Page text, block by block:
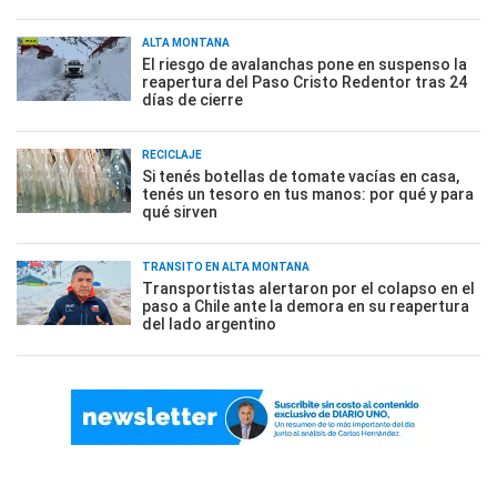
ALTA MONTAÑA
El riesgo de avalanchas pone en suspenso la
reapertura del Paso Cristo Redentor tras 24
días de cierre
RECICLAJE
Si tenés botellas de tomate vacías en casa,
tenés un tesoro en tus manos: por qué y para
qué sirven
TRÁNSITO EN ALTA MONTAÑA
Transportistas alertaron por el colapso en el
paso a Chile ante la demora en su reapertura
del lado argentino